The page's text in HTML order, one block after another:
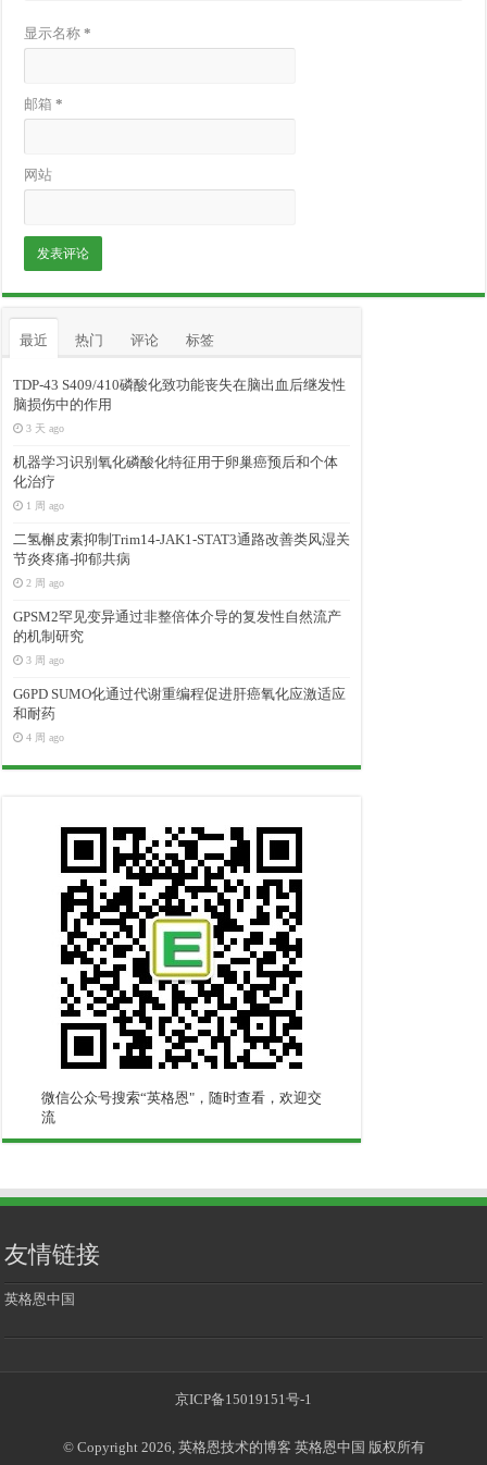
显示名称*
邮箱*
网站
最近 热门 评论 标签
TDP-43 S409/410磷酸化致功能丧失在脑出血后继发性
脑损伤中的作用
3 天 ago
机器学习识别氧化磷酸化特征用于卵巢癌预后和个体
化治疗
1 周 ago
二氢槲皮素抑制Trim14-JAK1-STAT3通路改善类风湿关
节炎疼痛-抑郁共病
2 周 ago
GPSM2罕见变异通过非整倍体介导的复发性自然流产
的机制研究
3 周 ago
G6PD SUMO化通过代谢重编程促进肝癌氧化应激适应
和耐药
4 周 ago
微信公众号搜索“英格恩"，随时查看，欢迎交
流
友情链接
英格恩中国
京ICP备15019151号-1
© Copyright 2026, 英格恩技术的博客 英格恩中国 版权所有